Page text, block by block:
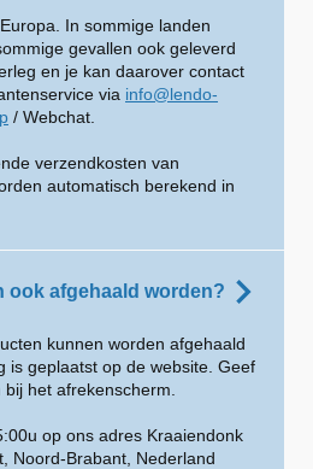
In sommige landen
gevallen ook geleverd
en je kan daarover contact
via info@lendo-
/ Webchat.
verzendkosten van
automatisch berekend in
ook afgehaald worden?
kunnen worden afgehaald
is geplaatst op de website. Geef
het afrekenscherm.
op ons adres Kraaiendonk
Noord-Brabant, Nederland